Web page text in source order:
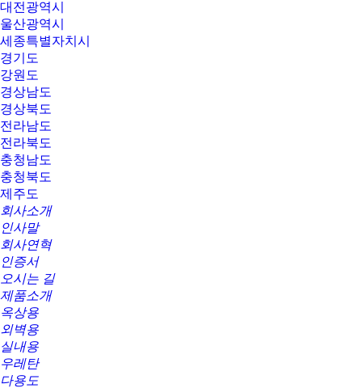
대전광역시
울산광역시
세종특별자치시
경기도
강원도
경상남도
경상북도
전라남도
전라북도
충청남도
충청북도
제주도
회사소개
인사말
회사연혁
인증서
오시는 길
제품소개
옥상용
외벽용
실내용
우레탄
다용도